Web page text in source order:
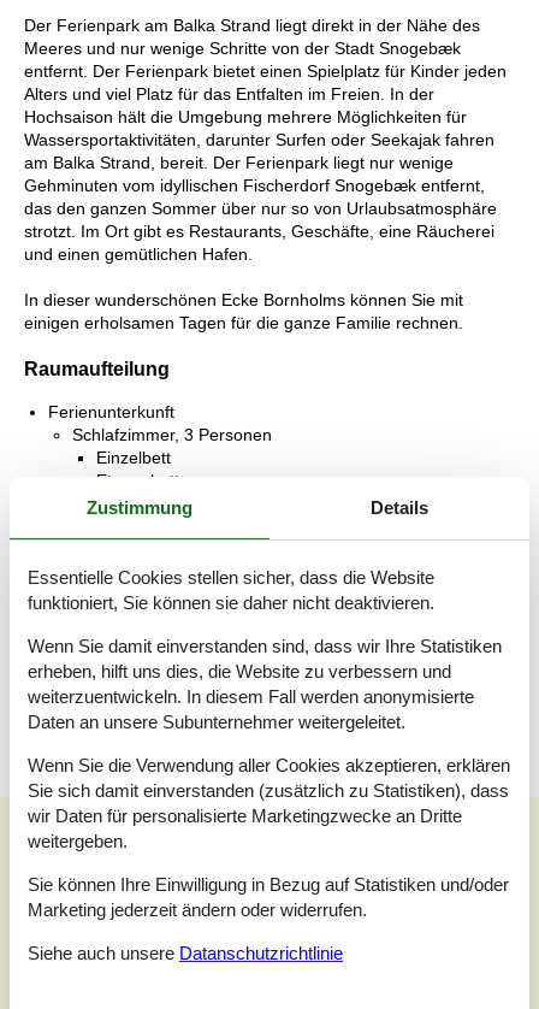
Der Ferienpark am Balka Strand liegt direkt in der Nähe des
Meeres und nur wenige Schritte von der Stadt Snogebæk
entfernt. Der Ferienpark bietet einen Spielplatz für Kinder jeden
Alters und viel Platz für das Entfalten im Freien. In der
Hochsaison hält die Umgebung mehrere Möglichkeiten für
Wassersportaktivitäten, darunter Surfen oder Seekajak fahren
am Balka Strand, bereit. Der Ferienpark liegt nur wenige
Gehminuten vom idyllischen Fischerdorf Snogebæk entfernt,
das den ganzen Sommer über nur so von Urlaubsatmosphäre
strotzt. Im Ort gibt es Restaurants, Geschäfte, eine Räucherei
und einen gemütlichen Hafen.
In dieser wunderschönen Ecke Bornholms können Sie mit
einigen erholsamen Tagen für die ganze Familie rechnen.
Raumaufteilung
Ferienunterkunft
Schlafzimmer, 3 Personen
Einzelbett
Etagenbett
Badezimmer
Terrasse
Überdachte Terrasse
Unsere Gästebewertungen
4,0
Zustimmung Details
Essentielle Cookies stellen sicher, dass die Website
funktioniert, Sie können sie daher nicht deaktivieren.
Wenn Sie damit einverstanden sind, dass wir Ihre Statistiken
erheben, hilft uns dies, die Website zu verbessern und
weiterzuentwickeln. In diesem Fall werden anonymisierte
Daten an unsere Subunternehmer weitergeleitet.
Wenn Sie die Verwendung aller Cookies akzeptieren, erklären
Sie sich damit einverstanden (zusätzlich zu Statistiken), dass
wir Daten für personalisierte Marketingzwecke an Dritte
weitergeben.
Sie können Ihre Einwilligung in Bezug auf Statistiken und/oder
Marketing jederzeit ändern oder widerrufen.
Siehe auch unsere Datanschutzrichtlinie